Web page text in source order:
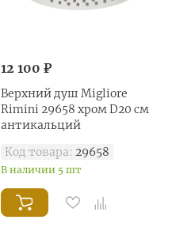
12 100 ₽
Верхний душ Migliore
Rimini 29658 хром D20 см
антикальций
Код товара: 29658
В наличии 5 шт